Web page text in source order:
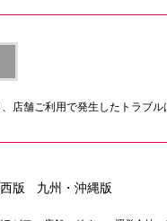
舗ご利用で発生したトラブル
版 九州・沖縄版